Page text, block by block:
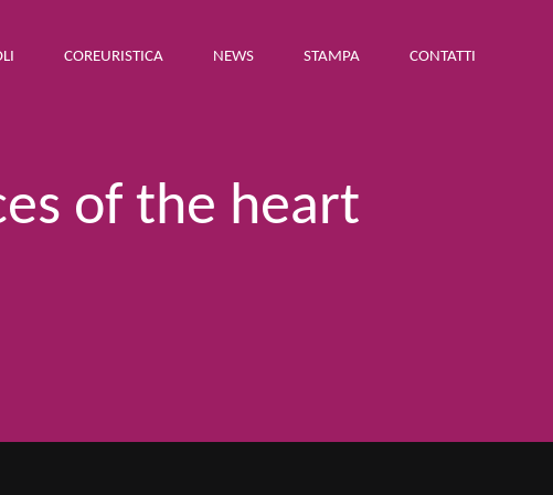
COREURISTICA NEWS STAMPA CONTATTI
of the heart